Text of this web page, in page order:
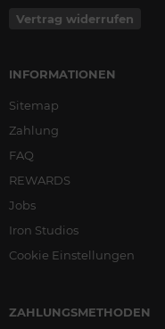
Vertrag widerrufen
INFORMATIONEN
Sitemap
Zahlung
FAQ
REWARDS
Jobs
Iron Studios
Cookie Einstellungen
ZAHLUNGSMETHODEN